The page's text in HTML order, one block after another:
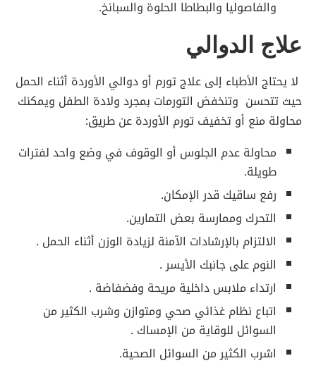
والفاصوليا والبطاطا الحلوة والسبانخ.
علاج الدوالي
لا يحتاج الأطباء إلى علاج تورم أو دوالي الأوردة أثناء الحمل
حيث تتحسن وتنخفض التورمات بمجرد ولادة الطفل ويمكنك
محاولة منع أو تخفيف تورم الأوردة عن طريق:
محاولة عدم الجلوس أو الوقوف في وضع واحد لفترات
طويلة.
رفع ساقيك قدر الإمكان.
التحرك وممارسة بعض التمارين.
الالتزام بالإرشادات الآمنة لزيادة الوزن أثناء الحمل .
النوم على جانبك الأيسر .
ارتداء ملابس داخلية مريحة وفضفاضة .
اتباع نظام غذائي صحي ومتوازن وشرب الكثير من
السوائل للوقاية من الإمساك .
اشرب الكثير من السوائل الصحية.